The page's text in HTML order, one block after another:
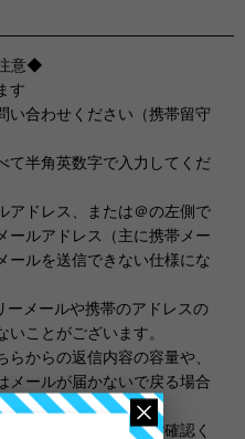
意◆
す
い合わせください（携帯留守
て半角英数字で入力してくだ
アドレス、または＠の左側で
ールアドレス（主に携帯メー
ールを送信できない仕様にな
ーメールや携帯のアドレスの
ことがございます。
からの返信内容の容量や、
メールが届かないで戻る場合
場合もありますのでご確認く